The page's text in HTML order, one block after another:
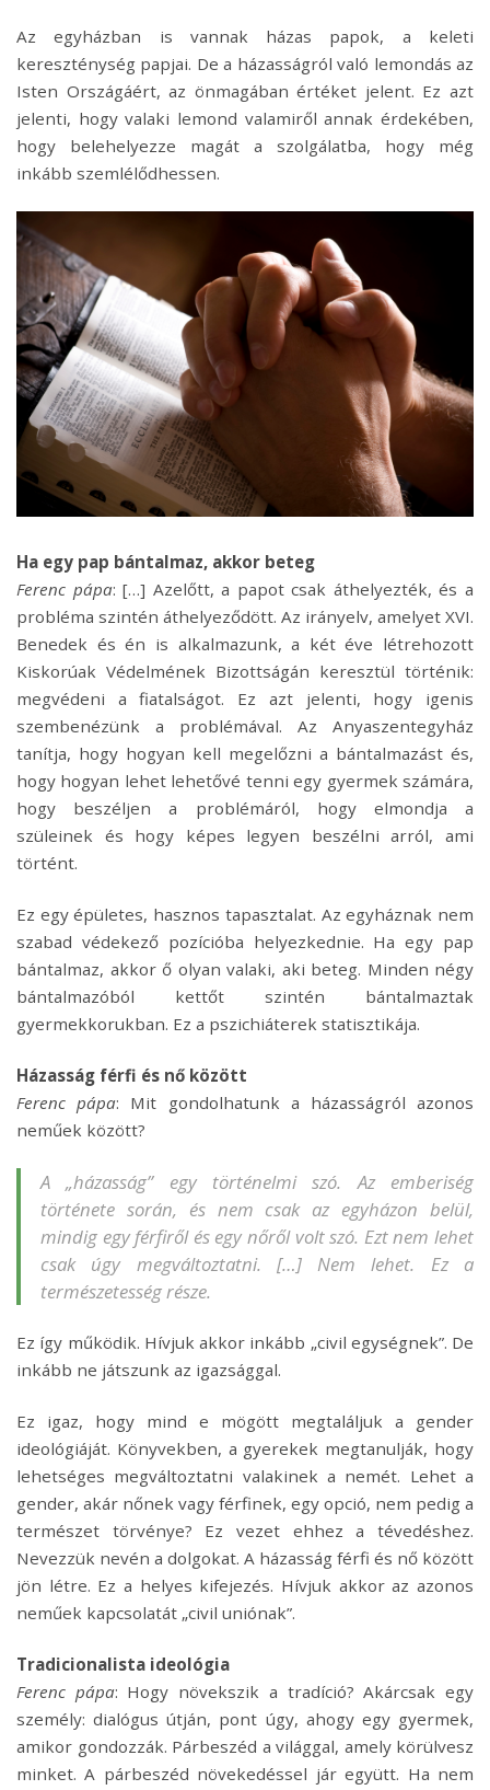
Az egyházban is vannak házas papok, a keleti
kereszténység papjai. De a házasságról való lemondás az
Isten Országáért, az önmagában értéket jelent. Ez azt
jelenti, hogy valaki lemond valamiről annak érdekében,
hogy belehelyezze magát a szolgálatba, hogy még
inkább szemlélődhessen.
Ha egy pap bántalmaz, akkor beteg
Ferenc pápa: […] Azelőtt, a papot csak áthelyezték, és a
probléma szintén áthelyeződött. Az irányelv, amelyet XVI.
Benedek és én is alkalmazunk, a két éve létrehozott
Kiskorúak Védelmének Bizottságán keresztül történik:
megvédeni a fiatalságot. Ez azt jelenti, hogy igenis
szembenézünk a problémával. Az Anyaszentegyház
tanítja, hogy hogyan kell megelőzni a bántalmazást és,
hogy hogyan lehet lehetővé tenni egy gyermek számára,
hogy beszéljen a problémáról, hogy elmondja a
szüleinek és hogy képes legyen beszélni arról, ami
történt.
Ez egy épületes, hasznos tapasztalat. Az egyháznak nem
szabad védekező pozícióba helyezkednie. Ha egy pap
bántalmaz, akkor ő olyan valaki, aki beteg. Minden négy
bántalmazóból kettőt szintén bántalmaztak
gyermekkorukban. Ez a pszichiáterek statisztikája.
Házasság férfi és nő között
Ferenc pápa: Mit gondolhatunk a házasságról azonos
neműek között?
A „házasság” egy történelmi szó. Az emberiség
története során, és nem csak az egyházon belül,
mindig egy férfiről és egy nőről volt szó. Ezt nem lehet
csak úgy megváltoztatni. […] Nem lehet. Ez a
természetesség része.
Ez így működik. Hívjuk akkor inkább „civil egységnek”. De
inkább ne játszunk az igazsággal.
Ez igaz, hogy mind e mögött megtaláljuk a gender
ideológiáját. Könyvekben, a gyerekek megtanulják, hogy
lehetséges megváltoztatni valakinek a nemét. Lehet a
gender, akár nőnek vagy férfinek, egy opció, nem pedig a
természet törvénye? Ez vezet ehhez a tévedéshez.
Nevezzük nevén a dolgokat. A házasság férfi és nő között
jön létre. Ez a helyes kifejezés. Hívjuk akkor az azonos
neműek kapcsolatát „civil uniónak”.
Tradicionalista ideológia
Ferenc pápa: Hogy növekszik a tradíció? Akárcsak egy
személy: dialógus útján, pont úgy, ahogy egy gyermek,
amikor gondozzák. Párbeszéd a világgal, amely körülvesz
minket. A párbeszéd növekedéssel jár együtt. Ha nem